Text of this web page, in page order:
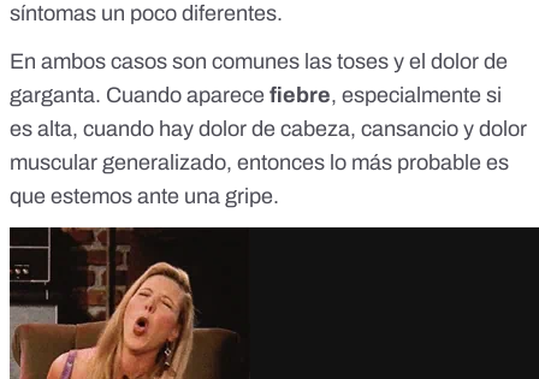
síntomas un poco diferentes.
En ambos casos son comunes las toses y el dolor de
garganta. Cuando aparece fiebre, especialmente si
es alta, cuando hay dolor de cabeza, cansancio y dolor
muscular generalizado, entonces lo más probable es
que estemos ante una gripe.